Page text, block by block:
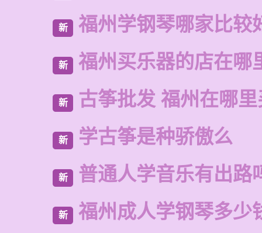
新 福州学钢琴哪家比较
新 福州买乐器的店在哪
新 古筝批发 福州在哪
新 学古筝是种骄傲么
新 普通人学音乐有出路
新 福州成人学钢琴多少